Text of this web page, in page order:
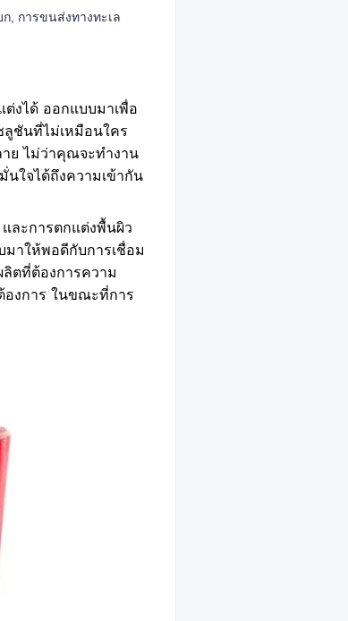
, การขนส่งทางทะเล
งได้ ออกแบบมาเพื่อ
ชันที่ไม่เหมือนใคร
ย ไม่ว่าคุณจะทำงาน
ใจได้ถึงความเข้ากัน
ละการตกแต่งพื้นผิว
าให้พอดีกับการเชื่อม
ตที่ต้องการความ
งการ ในขณะที่การ